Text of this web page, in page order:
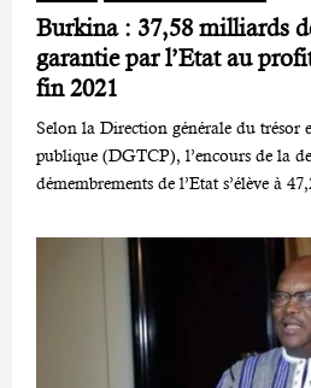
Burkina : 37,58 milliards
garantie par l’Etat au
fin 2021
Selon la Direction générale du trésor
publique (DGTCP), l’encours de la
démembrements de l’Etat s’élève à